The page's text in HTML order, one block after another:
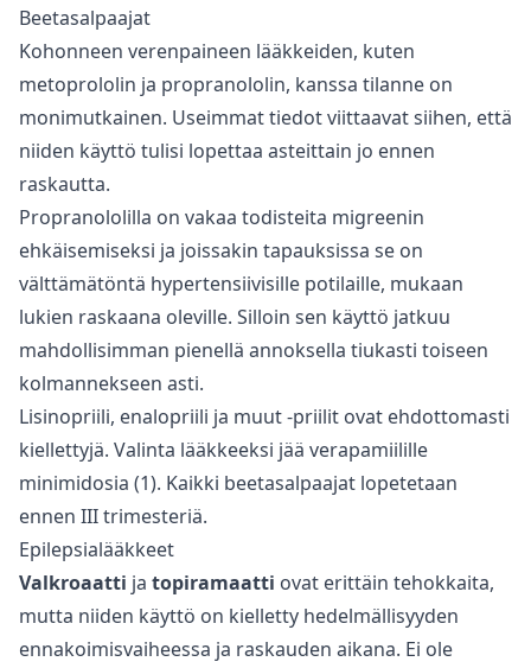
Beetasalpaajat
Kohonneen verenpaineen lääkkeiden, kuten
metoprololin ja propranololin, kanssa tilanne on
monimutkainen. Useimmat tiedot viittaavat siihen, että
niiden käyttö tulisi lopettaa asteittain jo ennen
raskautta.
Propranololilla on vakaa todisteita migreenin
ehkäisemiseksi ja joissakin tapauksissa se on
välttämätöntä hypertensiivisille potilaille, mukaan
lukien raskaana oleville. Silloin sen käyttö jatkuu
mahdollisimman pienellä annoksella tiukasti toiseen
kolmannekseen asti.
Lisinopriili, enalopriili ja muut -priilit ovat ehdottomasti
kiellettyjä. Valinta lääkkeeksi jää verapamiilille
minimidosia (1). Kaikki beetasalpaajat lopetetaan
ennen III trimesteriä.
Epilepsialääkkeet
Valkroaatti ja topiramaatti ovat erittäin tehokkaita,
mutta niiden käyttö on kielletty hedelmällisyyden
ennakoimisvaiheessa ja raskauden aikana. Ei ole